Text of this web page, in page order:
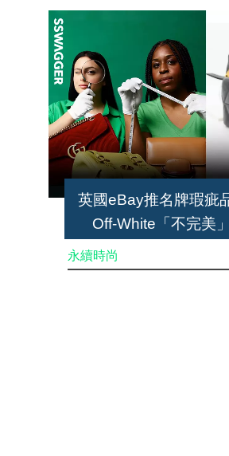
英國eBay推名牌瑕疵
Off-White「不完美
永續時尚